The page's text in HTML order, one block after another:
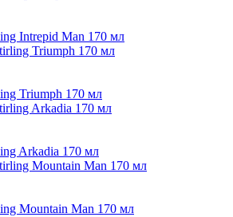
Intrepid Man 170 мл
Triumph 170 мл
Arkadia 170 мл
Mountain Man 170 мл